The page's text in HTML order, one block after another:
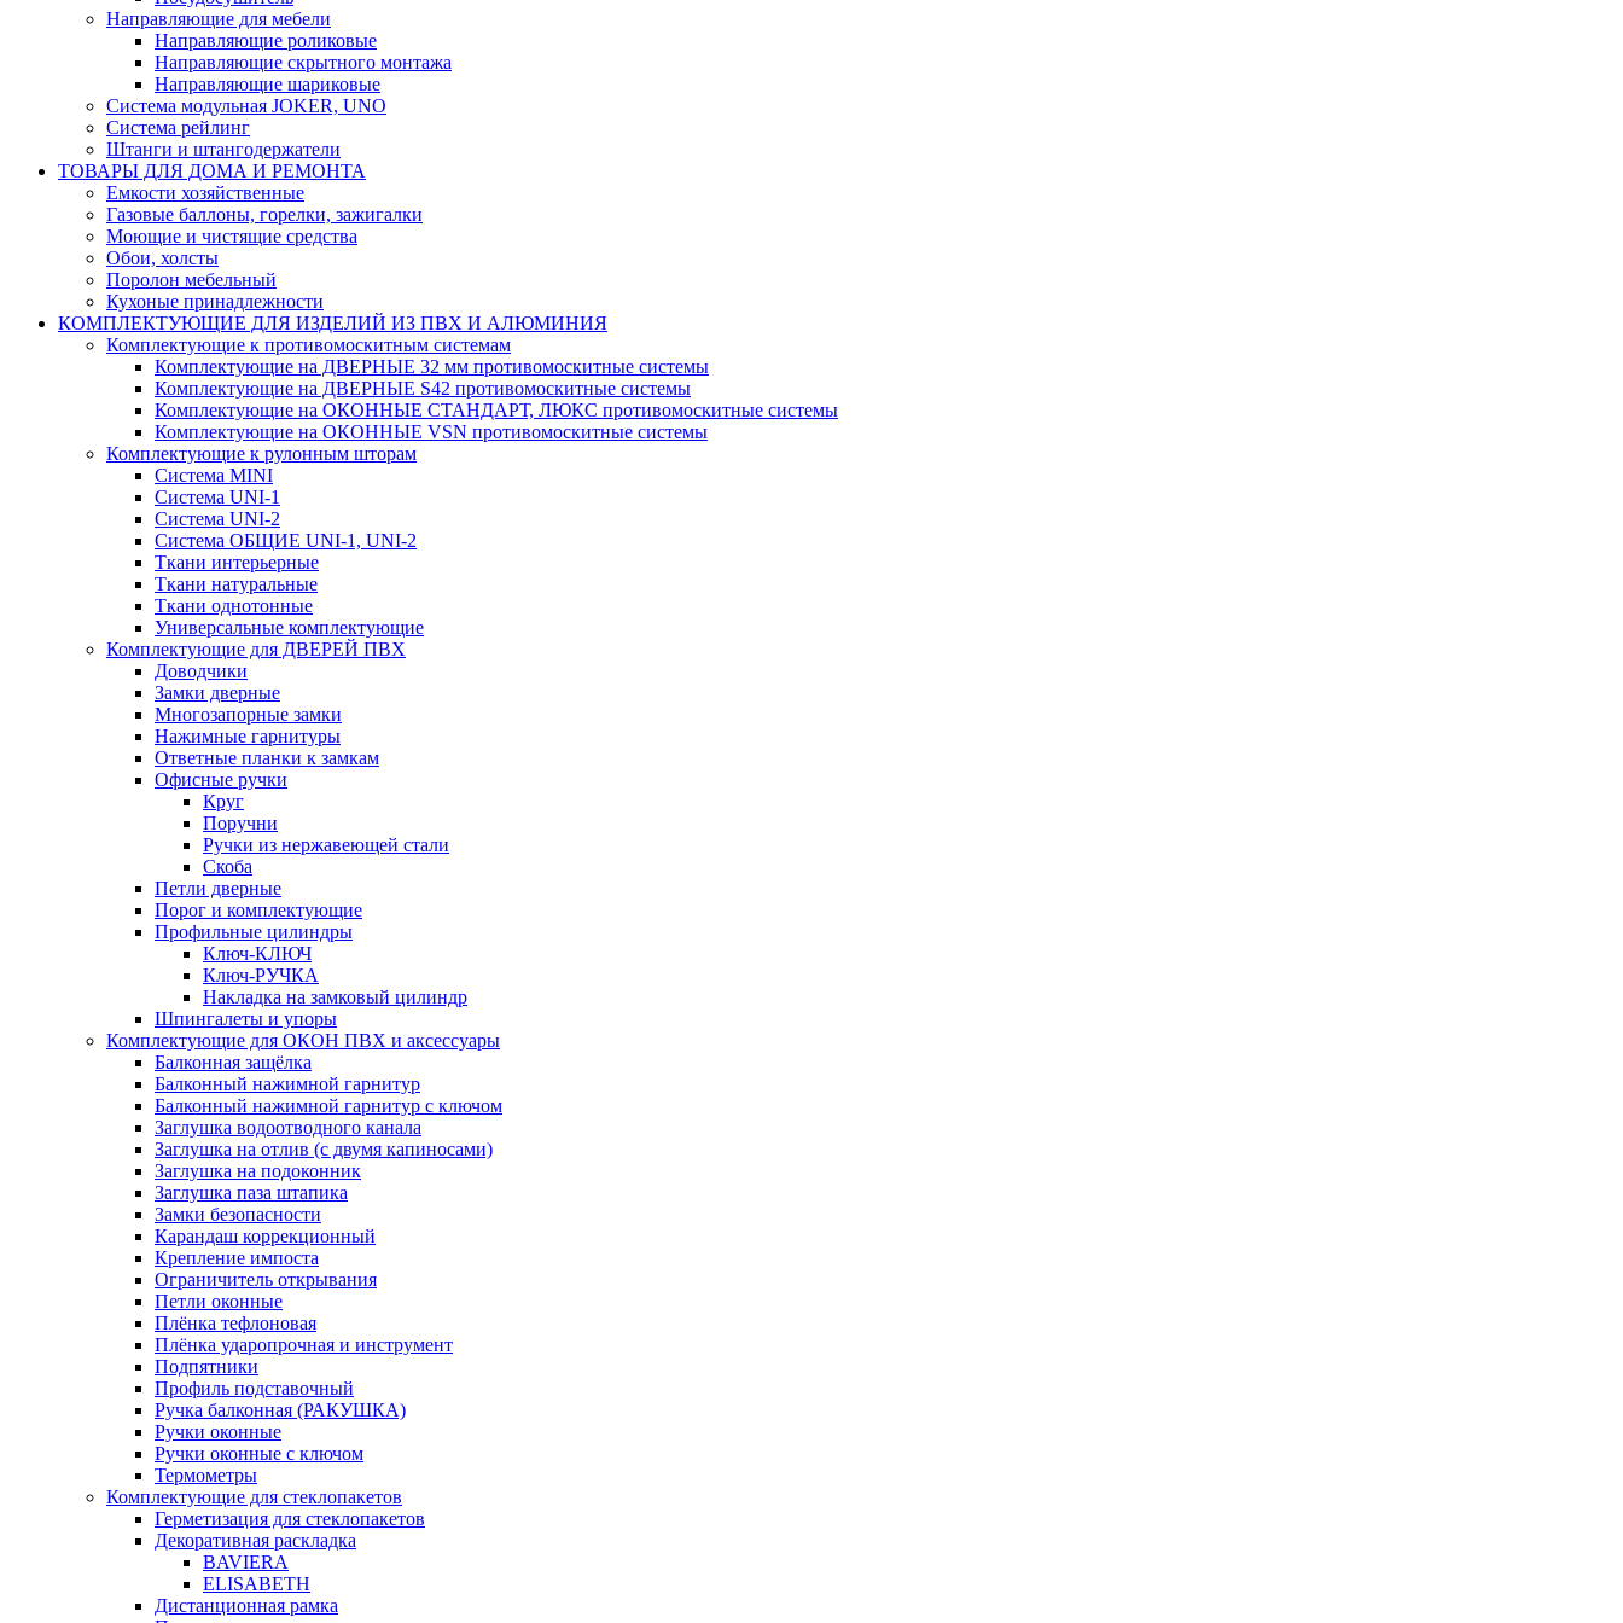
Направляющие для мебели
Направляющие роликовые
Направляющие скрытного монтажа
Направляющие шариковые
Система модульная JOKER, UNO
Система рейлинг
Штанги и штангодержатели
ТОВАРЫ ДЛЯ ДОМА И РЕМОНТА
Емкости хозяйственные
Газовые баллоны, горелки, зажигалки
Моющие и чистящие средства
Обои, холсты
Поролон мебельный
Кухоные принадлежности
КОМПЛЕКТУЮЩИЕ ДЛЯ ИЗДЕЛИЙ ИЗ ПВХ И АЛЮМИНИЯ
Комплектующие к противомоскитным системам
Комплектующие на ДВЕРНЫЕ 32 мм противомоскитные системы
Комплектующие на ДВЕРНЫЕ S42 противомоскитные системы
Комплектующие на ОКОННЫЕ СТАНДАРТ, ЛЮКС противомоскитные системы
Комплектующие на ОКОННЫЕ VSN противомоскитные системы
Комплектующие к рулонным шторам
Система MINI
Система UNI-1
Система UNI-2
Система ОБЩИЕ UNI-1, UNI-2
Ткани интерьерные
Ткани натуральные
Ткани однотонные
Универсальные комплектующие
Комплектующие для ДВЕРЕЙ ПВХ
Доводчики
Замки дверные
Многозапорные замки
Нажимные гарнитуры
Ответные планки к замкам
Офисные ручки
Круг
Поручни
Ручки из нержавеющей стали
Скоба
Петли дверные
Порог и комплектующие
Профильные цилиндры
Ключ-КЛЮЧ
Ключ-РУЧКА
Накладка на замковый цилиндр
Шпингалеты и упоры
Комплектующие для ОКОН ПВХ и аксессуары
Балконная защёлка
Балконный нажимной гарнитур
Балконный нажимной гарнитур с ключом
Заглушка водоотводного канала
Заглушка на отлив (с двумя капиносами)
Заглушка на подоконник
Заглушка паза штапика
Замки безопасности
Карандаш коррекционный
Крепление импоста
Ограничитель открывания
Петли оконные
Плёнка тефлоновая
Плёнка ударопрочная и инструмент
Подпятники
Профиль подставочный
Ручка балконная (РАКУШКА)
Ручки оконные
Ручки оконные с ключом
Термометры
Комплектующие для стеклопакетов
Герметизация для стеклопакетов
Декоративная раскладка
BAVIERA
ELISABETH
Дистанционная рамка